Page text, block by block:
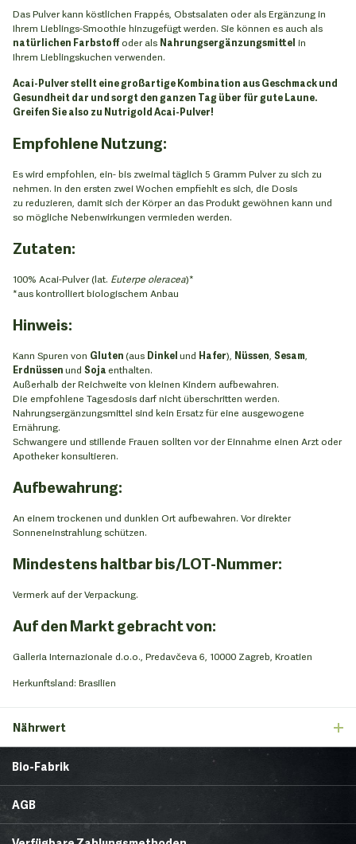
Das Pulver kann köstlichen Frappés, Obstsalaten oder als Ergänzung in
Ihrem Lieblings-Smoothie hinzugefügt werden. Sie können es auch als
natürlichen Farbstoffoder als Nahrungsergänzungsmittel in
Ihrem Lieblingskuchen verwenden.
Acai-Pulver stellt eine großartige Kombination aus Geschmack und
Gesundheit dar und sorgt den ganzen Tag über für gute Laune.
Greifen Sie also zu Nutrigold Acai-Pulver!
Empfohlene Nutzung:
Es wird empfohlen, ein- bis zweimal täglich 5 Gramm Pulver zu sich zu
nehmen. In den ersten zwei Wochen empfiehlt es sich, die Dosis
zu reduzieren, damit sich der Körper an das Produkt gewöhnen kann und
so mögliche Nebenwirkungen vermieden werden.
Zutaten:
100% Acai-Pulver (lat. Euterpe oleracea)*
*aus kontrolliert biologischem Anbau
Hinweis:
Kann Spuren von Gluten(aus Dinkelund Hafer), Nüssen Sesam
Erdnüssenund Sojaenthalten.
Außerhalb der Reichweite von kleinen Kindern aufbewahren.
Die empfohlene Tagesdosis darf nicht überschritten werden.
Nahrungsergänzungsmittel sind kein Ersatz für eine ausgewogene
Ernährung.
Schwangere und stillende Frauen sollten vor der Einnahme einen Arzt oder
Apotheker konsultieren.
Aufbewahrung:
An einem trockenen und dunklen Ort aufbewahren. Vor direkter
Sonneneinstrahlung schützen.
Mindestens haltbar bis/LOT-Nummer:
Vermerk auf der Verpackung.
Auf den Markt gebracht von:
Galleria Internazionale d.o.o., Predavčeva 6, 10000 Zagreb, Kroatien
Herkunftsland: Brasilien
Nährwert
Bio-Fabrik
News
AGB
Lieferbedingungen